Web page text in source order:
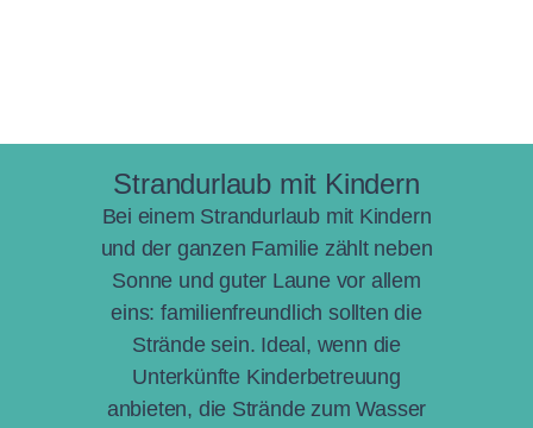
Strandurlaub mit Kindern
Bei einem Strandurlaub mit Kindern
und der ganzen Familie zählt neben
Sonne und guter Laune vor allem
eins: familienfreundlich sollten die
Strände sein. Ideal, wenn die
Unterkünfte Kinderbetreuung
anbieten, die Strände zum Wasser